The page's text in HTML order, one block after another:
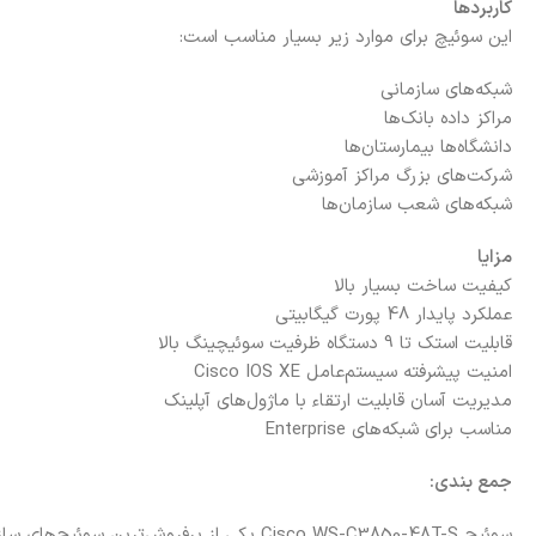
کاربردها
این سوئیچ برای موارد زیر بسیار مناسب است:
شبکه‌های سازمانی
مراکز داده بانک‌ها
دانشگاه‌ها بیمارستان‌ها
شرکت‌های بزرگ مراکز آموزشی
شبکه‌های شعب سازمان‌ها
مزایا
کیفیت ساخت بسیار بالا
عملکرد پایدار
قابلیت استک تا 9 دستگاه
ظرفیت سوئیچینگ بالا
امنیت پیشرفته سیستم‌عامل Cisco IOS XE
مدیریت آسان قابلیت ارتقاء با ماژول‌های آپلینک
مناسب برای شبکه‌های Enterprise
جمع بندی: